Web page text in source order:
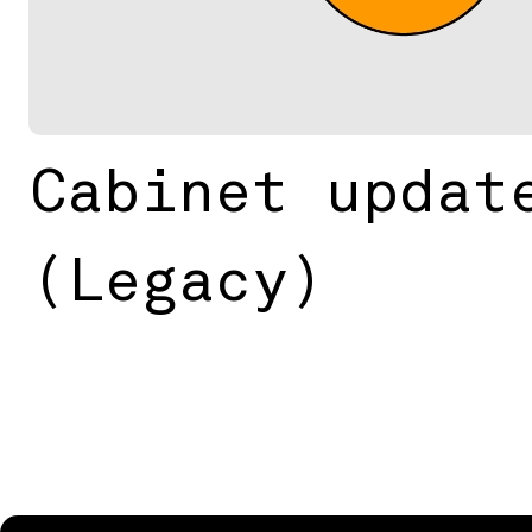
Cabinet
(Legacy)